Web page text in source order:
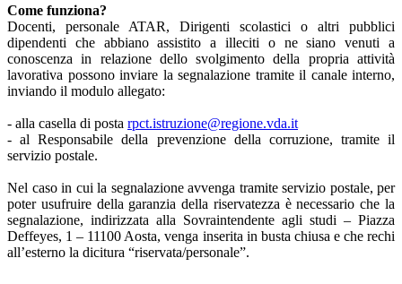
Come funziona?
Docenti, personale ATAR, Dirigenti scolastici o altri pubblici
dipendenti che abbiano assistito a illeciti o ne siano venuti a
conoscenza in relazione dello svolgimento della propria attività
lavorativa possono inviare la segnalazione tramite il canale interno,
inviando il modulo allegato:
- alla casella di posta rpct.istruzione@regione.vda.it
- al Responsabile della prevenzione della corruzione, tramite il
servizio postale.
Nel caso in cui la segnalazione avvenga tramite servizio postale, per
poter usufruire della garanzia della riservatezza è necessario che la
segnalazione, indirizzata alla Sovraintendente agli studi – Piazza
Deffeyes, 1 – 11100 Aosta, venga inserita in busta chiusa e che rechi
all’esterno la dicitura “riservata/personale”.